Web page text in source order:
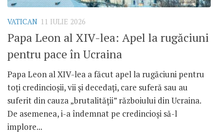
VATICAN 11 IULIE 2026
Papa Leon al XIV-lea: Apel la rugăciuni
pentru pace în Ucraina
Papa Leon al XIV-lea a făcut apel la rugăciuni pentru
toți credincioșii, vii și decedați, care suferă sau au
suferit din cauza „brutalității” războiului din Ucraina.
De asemenea, i-a îndemnat pe credincioși să-l
implore...